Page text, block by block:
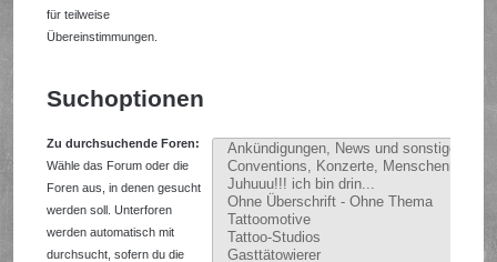
für teilweise
Übereinstimmungen.
Suchoptionen
Zu durchsuchende Foren:
Wähle das Forum oder die
Foren aus, in denen gesucht
werden soll. Unterforen
werden automatisch mit
durchsucht, sofern du die